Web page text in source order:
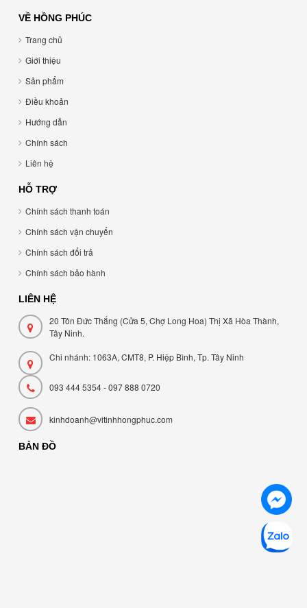
VỀ HỒNG PHÚC
Trang chủ
Giới thiệu
Sản phẩm
Điều khoản
Hướng dẫn
Chính sách
Liên hệ
HỖ TRỢ
Chính sách thanh toán
Chính sách vận chuyển
Chính sách đổi trả
Chính sách bảo hành
LIÊN HỆ
20 Tôn Đức Thắng (Cửa 5, Chợ Long Hoa) Thị Xã Hòa Thành,
Tây Ninh.
Chi nhánh: 1063A, CMT8, P. Hiệp Bình, Tp. Tây Ninh
093 444 5354 - 097 888 0720
kinhdoanh@vitinhhongphuc.com
BẢN ĐỒ